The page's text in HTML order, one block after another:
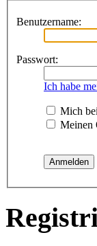
Benutzername:
Passwort:
Ich habe
Mich
Meinen